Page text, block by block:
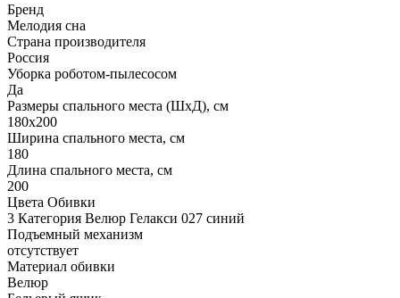
Бренд
Мелодия сна
Страна производителя
Россия
Уборка роботом-пылесосом
Да
Размеры спального места (ШхД), см
180х200
Ширина спального места, см
180
Длина спального места, см
200
Цвета Обивки
3 Категория Велюр Гелакси 027 синий
Подъемный механизм
отсутствует
Материал обивки
Велюр